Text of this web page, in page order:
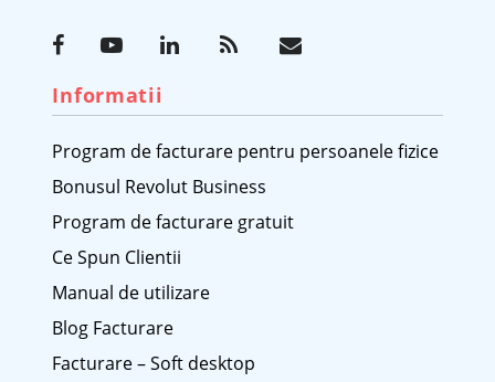
Informatii
Program de facturare pentru persoanele fizice
Bonusul Revolut Business
Program de facturare gratuit
Ce Spun Clientii
Manual de utilizare
Blog Facturare
Facturare – Soft desktop